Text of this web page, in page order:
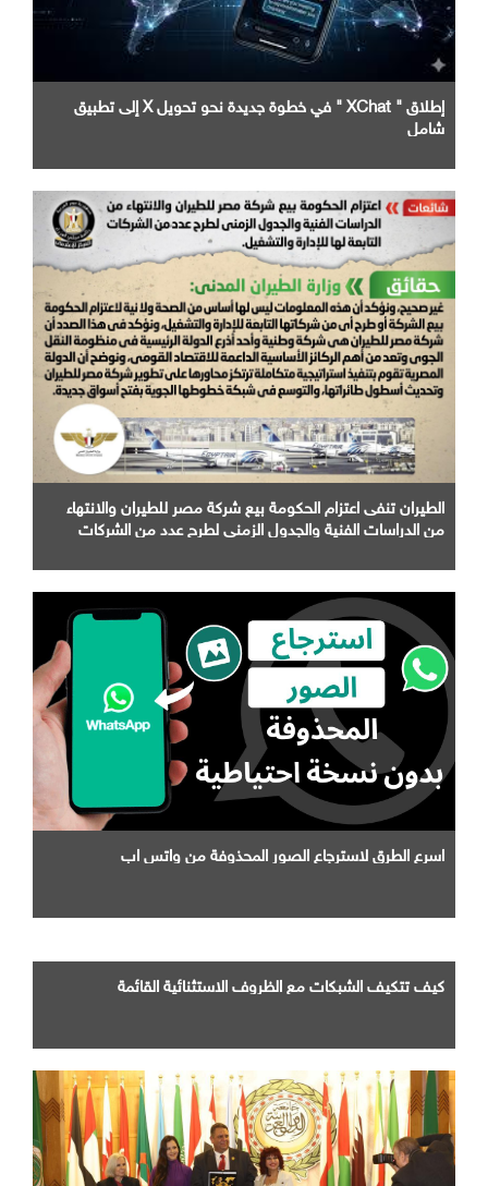
إطلاق " XChat " في خطوة جديدة نحو تحويل X إلى تطبيق
شامل
الطيران تنفى اعتزام الحكومة بيع شركة مصر للطيران والانتهاء
من الدراسات الفنية والجدول الزمني لطرح عدد من الشركات
اسرع الطرق لاسترجاع الصور المحذوفة من واتس اب
كيف تتكيف الشبكات مع الظروف الاستثنائية القائمة